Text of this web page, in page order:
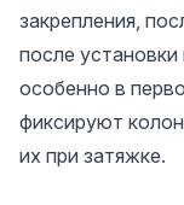
закрепления,
после установки
особенно в
фиксируют
их при затяжке.